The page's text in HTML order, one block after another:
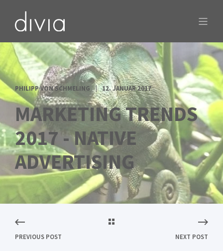
PHILIPP VON SCHMELING 12. JANUAR 2017
MARKETING TRENDS
2017 - NATIVE
ADVERTISING
PREVIOUS POST NEXT POST